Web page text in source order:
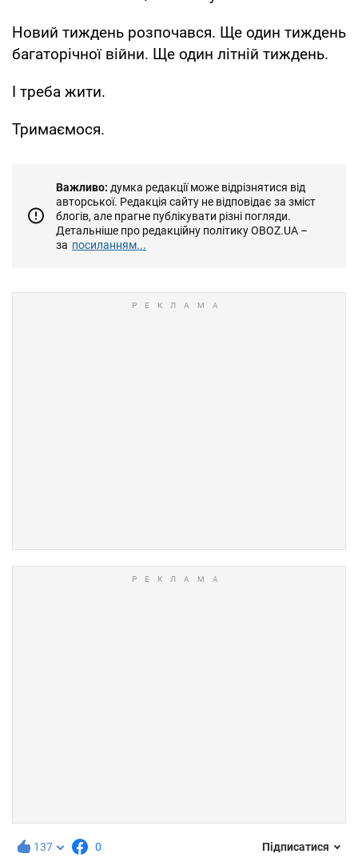
Новий тиждень розпочався. Ще один тиждень
багаторічної війни. Ще один літній тиждень.
І треба жити.
Тримаємося.
Важливо: думка редакції може відрізнятися від
авторської. Редакція сайту не відповідає за зміст
блогів, але прагне публікувати різні погляди.
Детальніше про редакційну політику OBOZ.UA –
за посиланням...
137 0 Підписатися